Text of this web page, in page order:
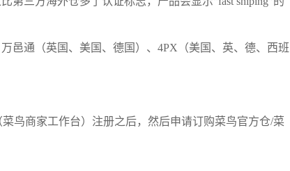
邑通（英国、美国、德国）、4PX（美国、英、德、西班
鸟商家工作台）注册之后，然后申请订购菜鸟官方仓/菜